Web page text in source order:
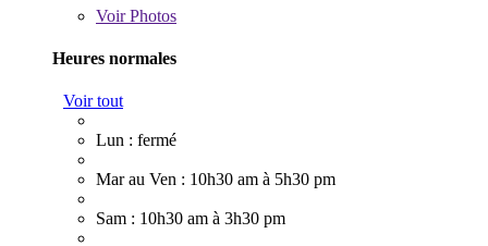
VoirPhotos
Heures normales
Voir tout
Lun : fermé
Mar au Ven : 10h30 am à 5h30 pm
Sam : 10h30 am à 3h30 pm